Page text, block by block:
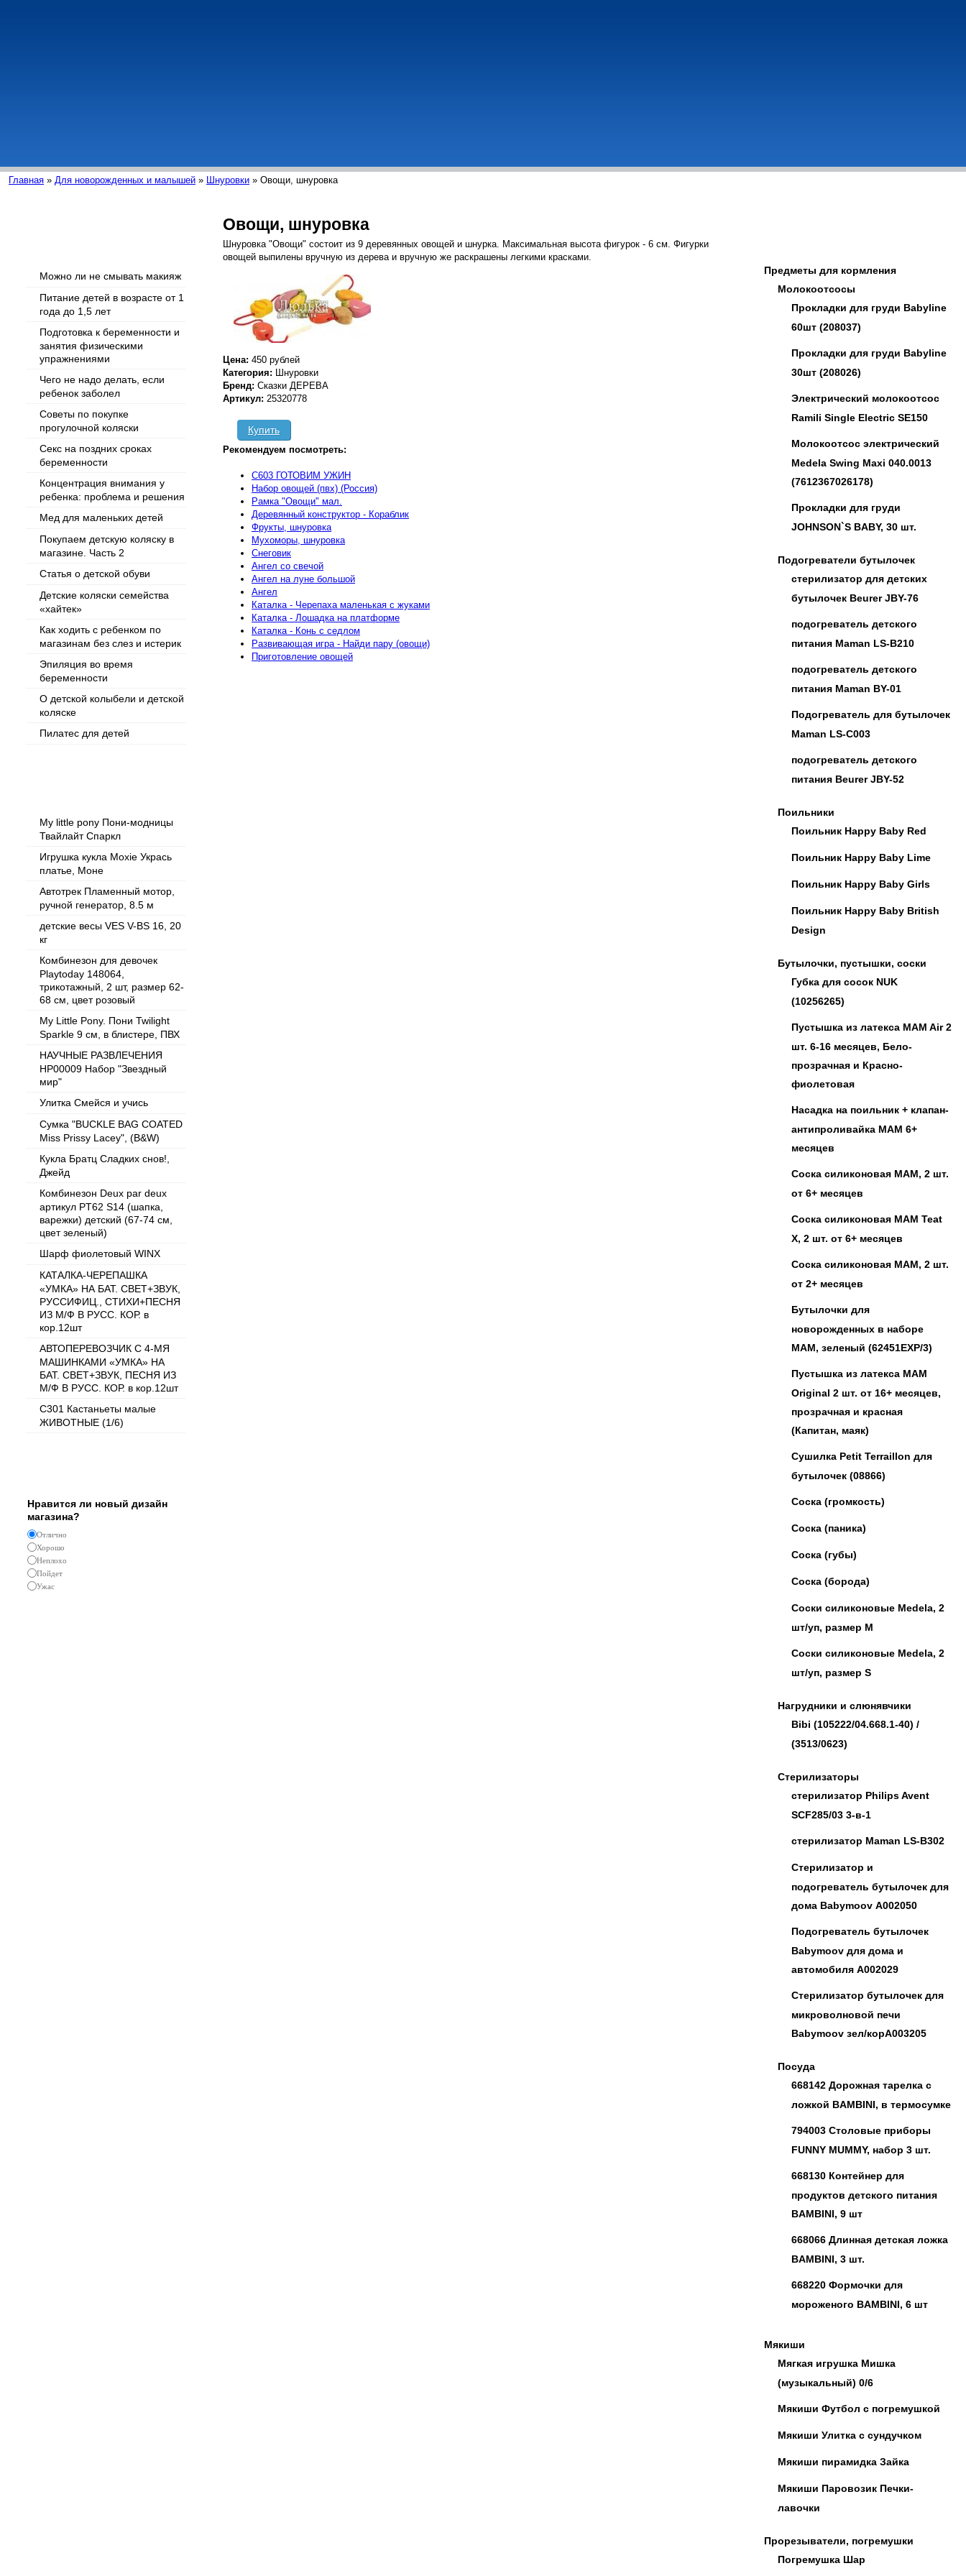
Главная » Для новорожденных и малышей » Шнуровки » Овощи, шнуровка
Предметы для кормления
Молокоотсосы
Прокладки для груди Babyline
60шт (208037)
Прокладки для груди Babyline
30шт (208026)
Электрический молокоотсос
Ramili Single Electric SE150
Молокоотсос электрический
Medela Swing Maxi 040.0013
(7612367026178)
Прокладки для груди
JOHNSON`S BABY, 30 шт.
Подогреватели бутылочек
стерилизатор для детских
бутылочек Beurer JBY-76
подогреватель детского
питания Maman LS-B210
подогреватель детского
питания Maman BY-01
Подогреватель для бутылочек
Maman LS-C003
подогреватель детского
питания Beurer JBY-52
Поильники
Поильник Happy Baby Red
Поильник Happy Baby Lime
Поильник Happy Baby Girls
Поильник Happy Baby British
Design
Бутылочки, пустышки, соски
Губка для сосок NUK
(10256265)
Пустышка из латекса MAM Air 2
шт. 6-16 месяцев, Бело-
прозрачная и Красно-
фиолетовая
Насадка на поильник + клапан-
антипроливайка MAM 6+
месяцев
Соска силиконовая MAM, 2 шт.
от 6+ месяцев
Соска силиконовая MAM Teat
X, 2 шт. от 6+ месяцев
Соска силиконовая MAM, 2 шт.
от 2+ месяцев
Бутылочки для
новорожденных в наборе
MAM, зеленый (62451EXP/3)
Пустышка из латекса MAM
Original 2 шт. от 16+ месяцев,
прозрачная и красная
(Капитан, маяк)
Сушилка Petit Terraillon для
бутылочек (08866)
Соска (громкость)
Соска (паника)
Соска (губы)
Соска (борода)
Соски силиконовые Medela, 2
шт/уп, размер M
Соски силиконовые Medela, 2
шт/уп, размер S
Нагрудники и слюнявчики
Bibi (105222/04.668.1-40) /
(3513/0623)
Стерилизаторы
стерилизатор Philips Avent
SCF285/03 3-в-1
стерилизатор Maman LS-B302
Стерилизатор и
подогреватель бутылочек для
дома Babymoov А002050
Подогреватель бутылочек
Babymoov для дома и
автомобиля А002029
Стерилизатор бутылочек для
микроволновой печи
Babymoov зел/корА003205
Посуда
668142 Дорожная тарелка с
ложкой BAMBINI, в термосумке
794003 Столовые приборы
FUNNY MUMMY, набор 3 шт.
668130 Контейнер для
продуктов детского питания
BAMBINI, 9 шт
668066 Длинная детская ложка
BAMBINI, 3 шт.
668220 Формочки для
мороженого BAMBINI, 6 шт
Мякиши
Мягкая игрушка Мишка
(музыкальный) 0/6
Мякиши Футбол с погремушкой
Мякиши Улитка с сундучком
Мякиши пирамидка Зайка
Мякиши Паровозик Печки-
лавочки
Прорезыватели, погремушки
Погремушка Шар
Можно ли не смывать макияж
Питание детей в возрасте от 1
года до 1,5 лет
Подготовка к беременности и
занятия физическими
упражнениями
Чего не надо делать, если
ребенок заболел
Советы по покупке
прогулочной коляски
Секс на поздних сроках
беременности
Концентрация внимания у
ребенка: проблема и решения
Мед для маленьких детей
Покупаем детскую коляску в
магазине. Часть 2
Статья о детской обуви
Детские коляски семейства
«хайтек»
Как ходить с ребенком по
магазинам без слез и истерик
Эпиляция во время
беременности
О детской колыбели и детской
коляске
Пилатес для детей
My little pony Пони-модницы
Твайлайт Спаркл
Игрушка кукла Moxie Укрась
платье, Моне
Автотрек Пламенный мотор,
ручной генератор, 8.5 м
детские весы VES V-BS 16, 20
кг
Комбинезон для девочек
Playtoday 148064,
трикотажный, 2 шт, размер 62-
68 см, цвет розовый
My Little Pony. Пони Twilight
Sparkle 9 см, в блистере, ПВХ
НАУЧНЫЕ РАЗВЛЕЧЕНИЯ
НР00009 Набор "Звездный
мир"
Улитка Смейся и учись
Cумка "BUCKLE BAG COATED
Miss Prissy Lacey", (B&W)
Кукла Братц Сладких снов!,
Джейд
Комбинезон Deux par deux
артикул PT62 S14 (шапка,
варежки) детский (67-74 см,
цвет зеленый)
Шарф фиолетовый WINX
КАТАЛКА-ЧЕРЕПАШКА
«УМКА» НА БАТ. СВЕТ+ЗВУК,
РУССИФИЦ., СТИХИ+ПЕСНЯ
ИЗ М/Ф В РУСС. КОР. в
кор.12шт
АВТОПЕРЕВОЗЧИК С 4-МЯ
МАШИНКАМИ «УМКА» НА
БАТ. СВЕТ+ЗВУК, ПЕСНЯ ИЗ
М/Ф В РУСС. КОР. в кор.12шт
C301 Кастаньеты малые
ЖИВОТНЫЕ (1/6)
Нравится ли новый дизайн
магазина?
Отлично
Хорошо
Неплохо
Пойдет
Ужас
Овощи, шнуровка
Шнуровка "Овощи" состоит из 9 деревянных овощей и шнурка. Максимальная высота фигурок - 6 см. Фигурки
овощей выпилены вручную из дерева и вручную же раскрашены легкими красками.
Цена: 450 рублей
Категория: Шнуровки
Бренд: Сказки ДЕРЕВА
Артикул: 25320778
Купить
Рекомендуем посмотреть:
C603 ГОТОВИМ УЖИН
Набор овощей (пвх) (Россия)
Рамка "Овощи" мал.
Деревянный конструктор - Кораблик
Фрукты, шнуровка
Мухоморы, шнуровка
Снеговик
Ангел со свечой
Ангел на луне большой
Ангел
Каталка - Черепаха маленькая с жуками
Каталка - Лошадка на платформе
Каталка - Конь с седлом
Развивающая игра - Найди пару (овощи)
Приготовление овощей